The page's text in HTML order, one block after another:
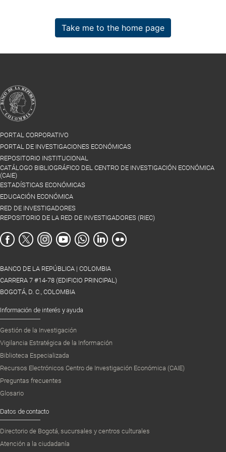
Take me to the home page
PORTAL CORPORATIVO
PORTAL DE INVESTIGACIONES ECONÓMICAS
REPOSITORIO INSTITUCIONAL
CATÁLOGO BIBLIOGRÁFICO DEL CENTRO DE INVESTIGACIÓN ECONÓMICA
(CAIE)
ESTADÍSTICAS ECONÓMICAS
EDUCACIÓN ECONÓMICA
RED DE INVESTIGADORES
REPOSITORIO DE LA RED DE INVESTIGADORES (RIEC)
BANCO DE LA REPÚBLICA | COLOMBIA
CARRERA 7 #14-78 (EDIFICIO PRINCIPAL)
BOGOTÁ, D. C., COLOMBIA
Información de interés y ayuda
Gestión de la Investigación
Vigilancia Estratégica de la Información
Biblioteca Especializada
Recursos Electrónicos Centro de Investigación Económica (CAIE)
Preguntas frecuentes
Glosario
Datos de contacto
Directorio de Bogotá, sucursales y centros culturales
Atención a la ciudadanía